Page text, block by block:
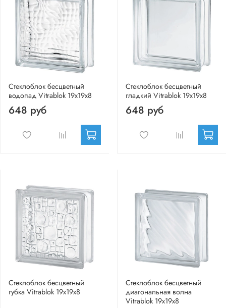
Стеклоблок бесцветный
водопад Vitrablok 19х19х8
648 руб
Стеклоблок бесцветный
гладкий Vitrablok 19х19х8
648 руб
Стеклоблок бесцветный
губка Vitrablok 19х19х8
Стеклоблок бесцветный
диагональная волна
Vitrablok 19х19х8